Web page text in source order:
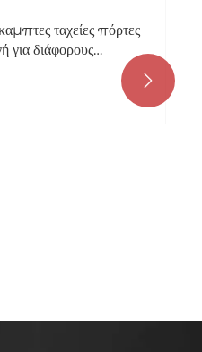
ταχείες πόρτες
για διάφορους
